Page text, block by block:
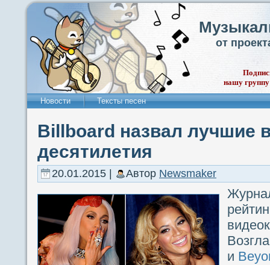
от
нашу
Новости Тексты песен
Billboard назвал лучшие
десятилетия
20.01.2015 | Автор Newsmaker
и